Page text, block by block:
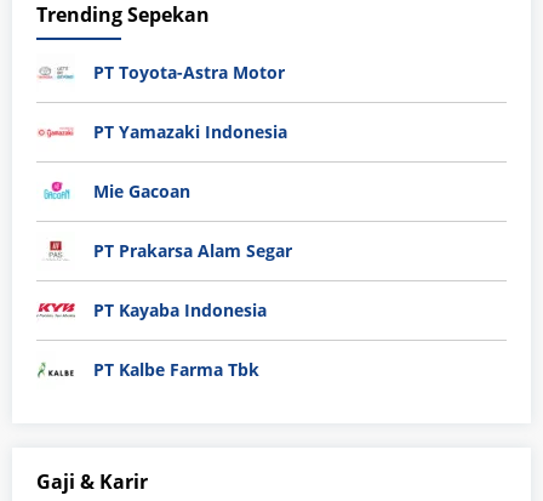
Trending Sepekan
PT Toyota-Astra Motor
PT Yamazaki Indonesia
Mie Gacoan
PT Prakarsa Alam Segar
PT Kayaba Indonesia
PT Kalbe Farma Tbk
Gaji & Karir